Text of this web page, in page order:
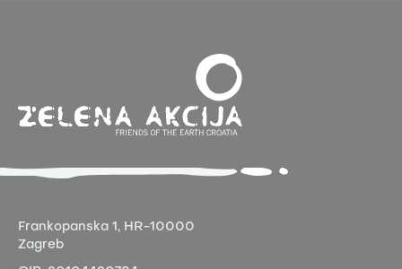
Frankopanska 1, HR-10000
Zagreb